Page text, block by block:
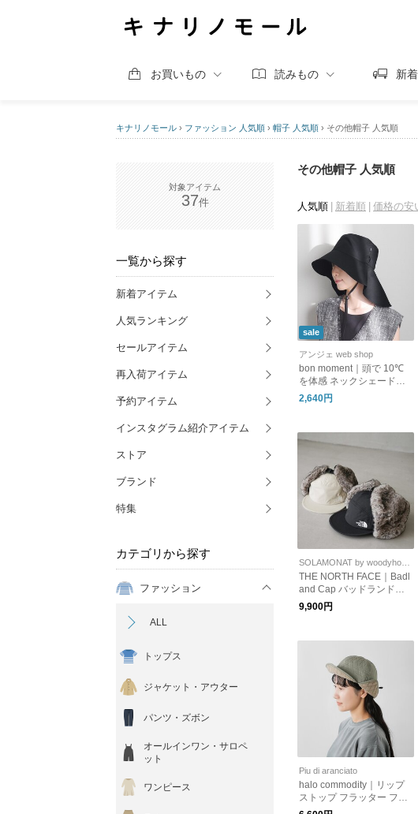
お買いもの 読みもの 新
キナリノモール › ファッション 人気順 › 帽子 人気順 › その他帽子 人気順
37
一覧から探す
新着アイテム
人気ランキング
セールアイテム
再入荷アイテム
予約アイテム
インスタグラム紹介アイテム
ストア
ブランド
特集
カテゴリから探す
ファッション
ALL
トップス
ジャケット・アウター
パンツ・ズボン
オールインワン・サロペ
ット
ワンピース
その他帽子 人気順
人気順 新着順 価格の安
sale
アンジェ web shop
bon moment｜頭で 10℃
を体感 ネックシェードハ
ット 帽子 / TEN°マイナス
テン
2,640円
THE NORTH FACE｜Badl
and Cap バッドランドキ
ャップ フライトキャップ
nn42543
9,900円
Piu di aranciato
halo commodity｜リップ
ストップ フラッター フラ
ップ キャップ “Flutter Flap